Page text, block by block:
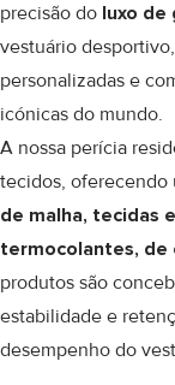
precisão do luxo de
vestuário
personalizadas e
icónicas do mundo.
A nossa perícia
tecidos, oferecendo
de malha, tecidas
termocolantes, de
produtos são
estabilidade e
desempenho do